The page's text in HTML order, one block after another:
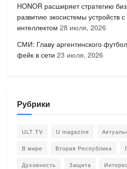
HONOR расширяет стратегию
развитию экосистемы устройств
интеллектом 28 июля, 2026
СМИ: Главу аргентинского
фейк в сети 23 июля, 2026
Рубрики
ULT TV U magazine
В мире Вторая Республика
Духовность Защита